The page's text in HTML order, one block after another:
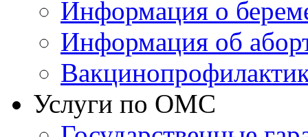
Информация о
Информация об
Услуги по ОМС